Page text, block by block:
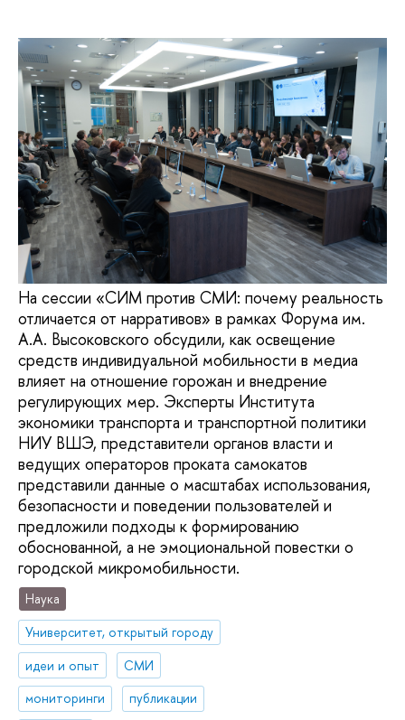
На сессии «СИМ против СМИ: почему реальность
отличается от нарративов» в рамках Форума им.
А.А. Высоковского обсудили, как освещение
средств индивидуальной мобильности в медиа
влияет на отношение горожан и внедрение
регулирующих мер. Эксперты Института
экономики транспорта и транспортной политики
НИУ ВШЭ, представители органов власти и
ведущих операторов проката самокатов
представили данные о масштабах использования,
безопасности и поведении пользователей и
предложили подходы к формированию
обоснованной, а не эмоциональной повестки о
городской микромобильности.
Наука
Университет, открытый городу
идеи и опыт
СМИ
мониторинги
публикации